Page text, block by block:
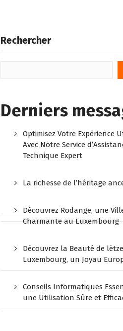
Rechercher
Derniers
Optimisez Votre Expérience
Avec Notre Service
Technique Expert
La richesse de l’héritage
Découvrez Rodange, une
Charmante au Luxembourg
Découvrez la Beauté de
Luxembourg, un Joyau
Conseils Informatiques
une Utilisation Sûre et